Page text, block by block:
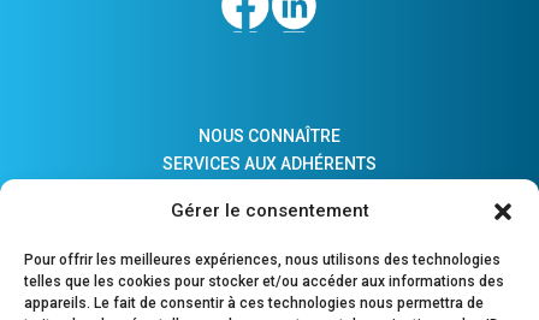
Gérer le consentement
Pour offrir les meilleures expériences, nous utilisons des technologies
telles que les cookies pour stocker et/ou accéder aux informations des
appareils. Le fait de consentir à ces technologies nous permettra de
NOUS CONNAÎTRE
SERVICES AUX ADHÉRENTS
ADHÉSION
COMPTES MAJEURS PROTÉGÉS